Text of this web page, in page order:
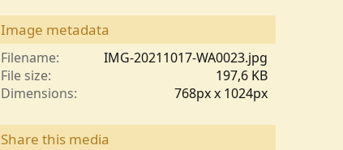
0
t
l
l
e
/
Image metadata
Filename
IMG-20211017-WA0023.jpg
File size
197,6 KB
Dimensions
768px x 1024px
Share this media